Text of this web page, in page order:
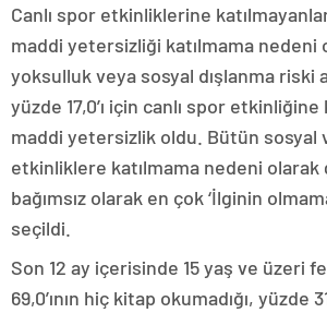
Canlı spor etkinliklerine
maddi yetersizliği katılmama
yoksulluk veya sosyal dışlanma riski
yüzde 17,0’ı için canlı spor
maddi yetersizlik oldu. Bütün sosyal
etkinliklere katılmama nedeni
bağımsız olarak en çok ‘İlginin
seçildi.
Son 12 ay içerisinde 15 yaş ve üzeri
69,0’ının hiç kitap okumadığı, yüzde